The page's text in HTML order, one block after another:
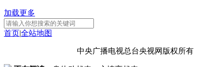
加载更多
首页|全站地图
中央广播电视总台央视网 版权所有